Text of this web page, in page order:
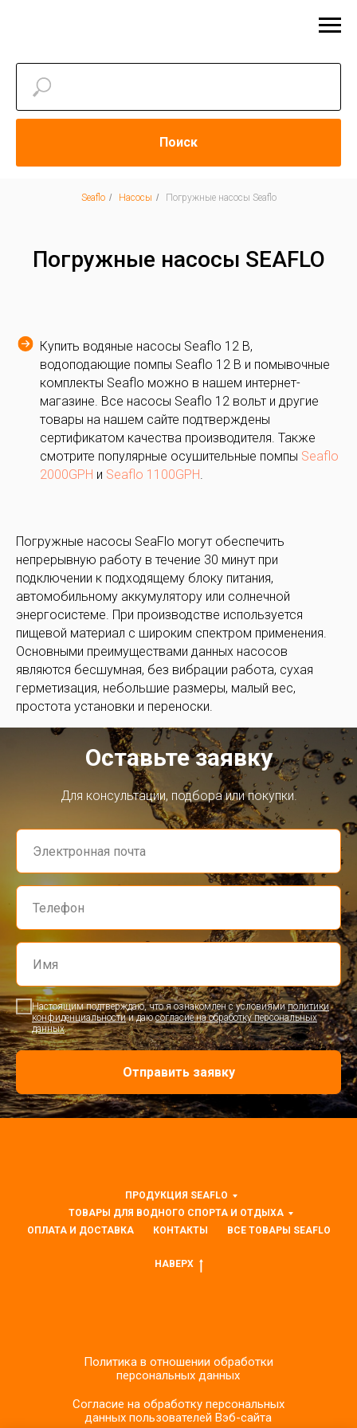
Поиск
Seaflo / Насосы / Погружные насосы Seaflo
Погружные насосы SEAFLO
Купить водяные насосы Seaflo 12 В,
водоподающие помпы Seaflo 12 В и помывочные
комплекты Seaflo можно в нашем интернет-
магазине. Все насосы Seaflo 12 вольт и другие
товары на нашем сайте подтверждены
сертификатом качества производителя. Также
смотрите популярные осушительные помпы Seaflo
2000GPH и Seaflo 1100GPH.
Погружные насосы SeaFlo могут обеспечить
непрерывную работу в течение 30 минут при
подключении к подходящему блоку питания,
автомобильному аккумулятору или солнечной
энергосистеме. При производстве используется
пищевой материал с широким спектром применения.
Основными преимуществами данных насосов
являются бесшумная, без вибрации работа, сухая
герметизация, небольшие размеры, малый вес,
простота установки и переноски.
Оставьте заявку
Для консультации, подбора или покупки.
Настоящим подтверждаю, что я ознакомлен с условиямиполитики
конфиденциальностии даюсогласие на обработку персональных
данных.
Отправить заявку
ПРОДУКЦИЯ SEAFLO
ТОВАРЫ ДЛЯ ВОДНОГО СПОРТА И ОТДЫХА
ОПЛАТА И ДОСТАВКА
КОНТАКТЫ ВСЕ ТОВАРЫ SEAFLO
НАВЕРХ
Согласие на обработку персональных
данных пользователей Вэб-сайта
Политика в отношении обработки
персональных данных